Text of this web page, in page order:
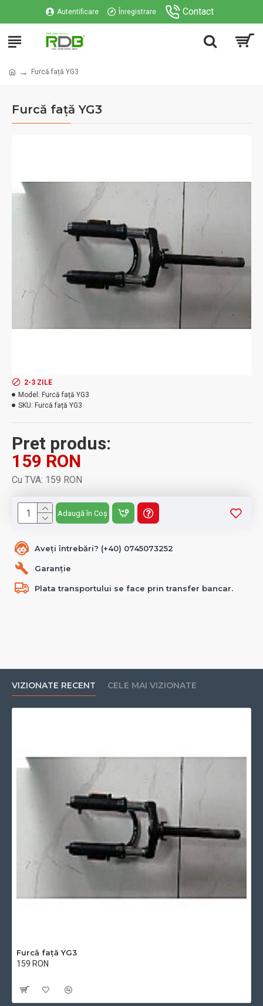
Autentificare Înregistrare Contact
Furcă față YG3
Furcă față YG3
Aveți întrebări? (+40) 0745073252
Garanție
Plata transportului se face prin transfer bancar.
Pret produs:
159 RON
Cu TVA: 159 RON
2-3 ZILE
Model: Furcă față YG3
SKU: Furcă față YG3
Adaugă în Coș
VIZIONATE RECENT CELE MAI VIZIONATE
Furcă față YG3
159 RON